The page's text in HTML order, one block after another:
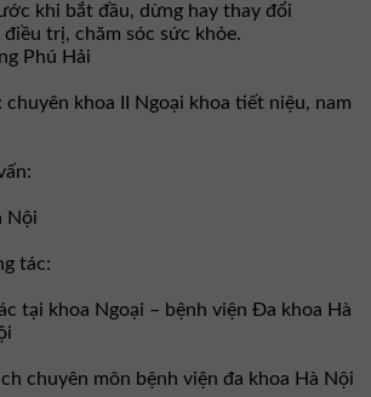
khi bắt đầu, dừng hay thay đổi
trị, chăm sóc sức khỏe.
Phú Hải
chuyên khoa II Ngoại khoa tiết niệu, nam
Nội
tác:
tại khoa Ngoại – bệnh viện Đa khoa Hà
chuyên môn bệnh viện đa khoa Hà Nội